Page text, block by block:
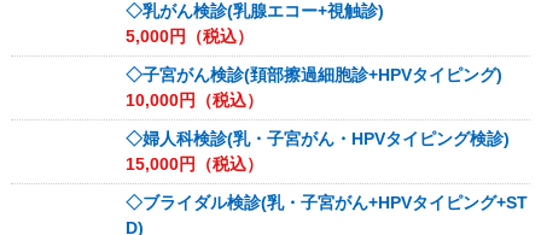
◇乳がん検診(乳腺エコー+視触診)
5,000円（税込）
◇子宮がん検診(頚部擦過細胞診+HPVタイピング)
10,000円（税込）
◇婦人科検診(乳・子宮がん・HPVタイピング検診)
15,000円（税込）
◇ブライダル検診(乳・子宮がん+HPVタイピング+ST
D)